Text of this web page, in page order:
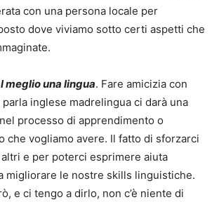
con una persona locale per
dove viviamo sotto certi aspetti che
meglio una lingua. Fare amicizia con
inglese madrelingua ci darà una
processo di apprendimento o
che vogliamo avere. Il fatto di sforzarci
e per poterci esprimere aiuta
migliorare le nostre skills linguistiche.
e ci tengo a dirlo, non c’è niente di